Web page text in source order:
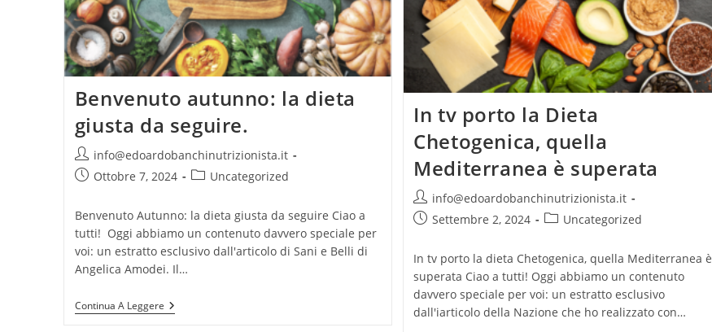
Benvenuto autunno: la dieta
giusta da seguire.
Autore
dell'articolo:
info@edoardobanchinutrizionista.it
ArticoloOttobre 7, 2024
Categoria
Uncategorized
Benvenuto Autunno: la dieta giusta da seguire Ciao a
tutti! Oggi abbiamo un contenuto davvero speciale per
voi: un estratto esclusivo dall'articolo di Sani e Belli di
Angelica Amodei. Il…
Continua A LeggereBenvenuto
Autunno:
In tv porto la Dieta
Chetogenica, quella
Mediterranea è superata
Autore
dell'articolo:
info@edoardobanchinutrizionista.it
ArticoloSettembre 2, 2024
Categoria
Uncategorized
In tv porto la dieta Chetogenica, quella Mediterranea è
superata Ciao a tutti! Oggi abbiamo un contenuto
davvero speciale per voi: un estratto esclusivo
dall'iarticolo della Nazione che ho realizzato con…